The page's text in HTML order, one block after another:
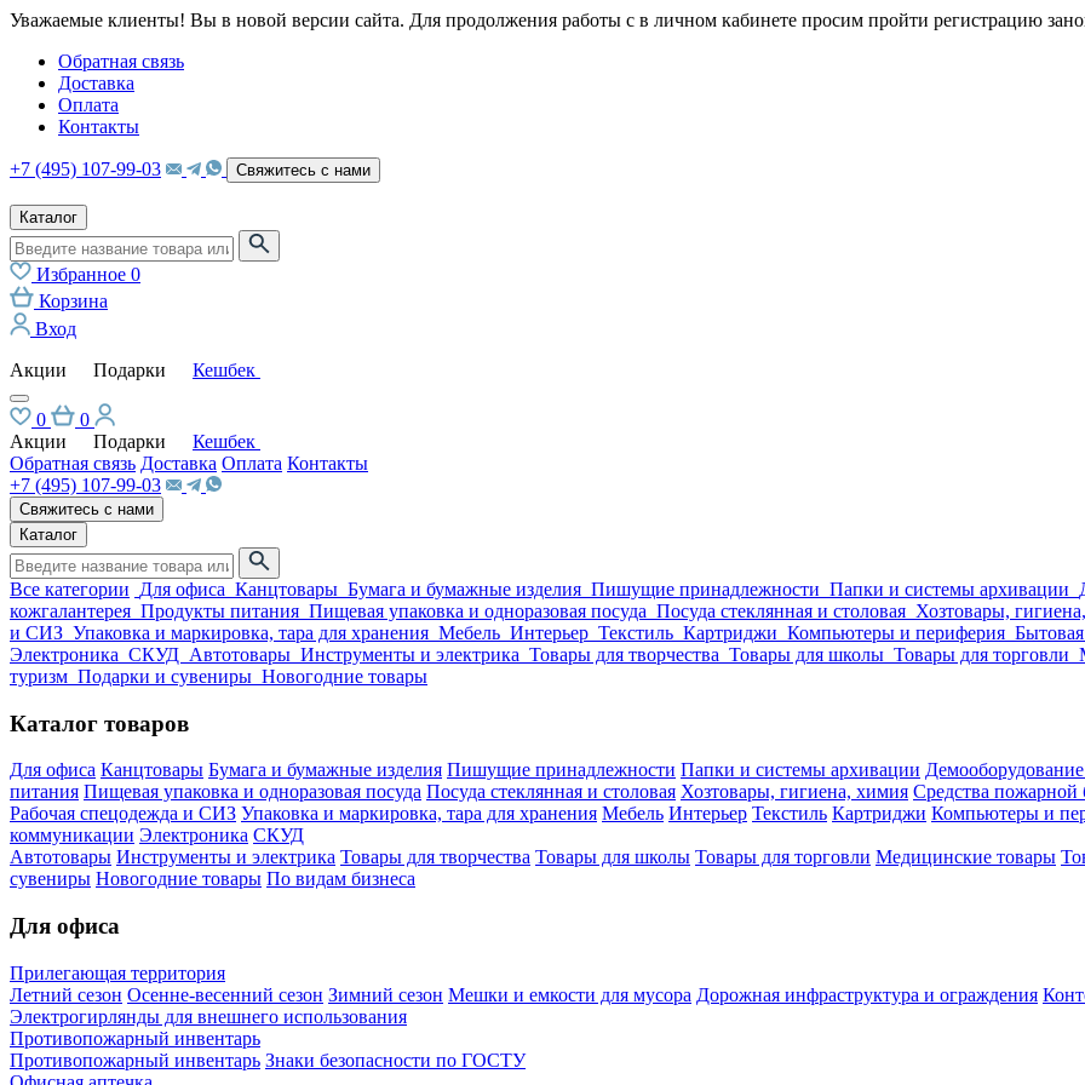
Уважаемые клиенты! Вы в новой версии сайта. Для продолжения работы с в личном кабинете просим пройти регистрацию
Обратная связь
Доставка
Оплата
Контакты
+7 (495) 107-99-03 Свяжитесь с нами
Каталог
Избранное 0
Корзина
Вход
Акции
Подарки Кешбек
0
0
Акции
Подарки
Кешбек
Обратная связь Доставка Оплата Контакты
+7 (495) 107-99-03
Свяжитесь с нами
Каталог
Все категории Для офиса Канцтовары Бумага и бумажные изделия Пишущие принадлежности Папки и системы архивации
кожгалантерея Продукты питания Пищевая упаковка и одноразовая посуда Посуда стеклянная и столовая Хозтовары,
и СИЗ Упаковка и маркировка, тара для хранения Мебель Интерьер Текстиль Картриджи Компьютеры и периферия
Электроника СКУД Автотовары Инструменты и электрика Товары для творчества Товары для школы Товары для торговли
туризм Подарки и сувениры Новогодние товары
Каталог товаров
Для офиса Канцтовары Бумага и бумажные изделия Пишущие принадлежности Папки и системы архивации
питания Пищевая упаковка и одноразовая посуда Посуда стеклянная и столовая Хозтовары, гигиена, химия Средства пожарной
Рабочая спецодежда и СИЗ Упаковка и маркировка, тара для хранения Мебель Интерьер Текстиль Картриджи Компьютеры и
коммуникации Электроника СКУД
Автотовары Инструменты и электрика Товары для творчества Товары для школы Товары для торговли Медицинские товары
сувениры Новогодние товары По видам бизнеса
Для офиса
Прилегающая территория
Летний сезон Осенне-весенний сезон Зимний сезон Мешки и емкости для мусора Дорожная инфраструктура и ограждения
Электрогирлянды для внешнего использования
Противопожарный инвентарь
Противопожарный инвентарь Знаки безопасности по ГОСТУ